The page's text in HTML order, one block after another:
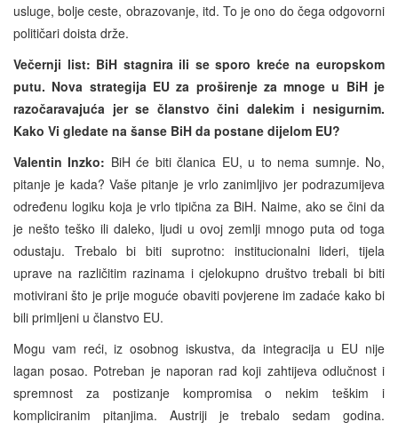
usluge, bolje ceste, obrazovanje, itd. To je ono do čega odgovorni
političari doista drže.
Večernji list: BiH stagnira ili se sporo kreće na europskom
putu. Nova strategija EU za proširenje za mnoge u BiH je
razočaravajuća jer se članstvo čini dalekim i nesigurnim.
Kako Vi gledate na šanse BiH da postane dijelom EU?
Valentin Inzko: BiH će biti članica EU, u to nema sumnje. No,
pitanje je kada? Vaše pitanje je vrlo zanimljivo jer podrazumijeva
određenu logiku koja je vrlo tipična za BiH. Naime, ako se čini da
je nešto teško ili daleko, ljudi u ovoj zemlji mnogo puta od toga
odustaju. Trebalo bi biti suprotno: institucionalni lideri, tijela
uprave na različitim razinama i cjelokupno društvo trebali bi biti
motivirani što je prije moguće obaviti povjerene im zadaće kako bi
bili primljeni u članstvo EU.
Mogu vam reći, iz osobnog iskustva, da integracija u EU nije
lagan posao. Potreban je naporan rad koji zahtijeva odlučnost i
spremnost za postizanje kompromisa o nekim teškim i
kompliciranim pitanjima. Austriji je trebalo sedam godina.